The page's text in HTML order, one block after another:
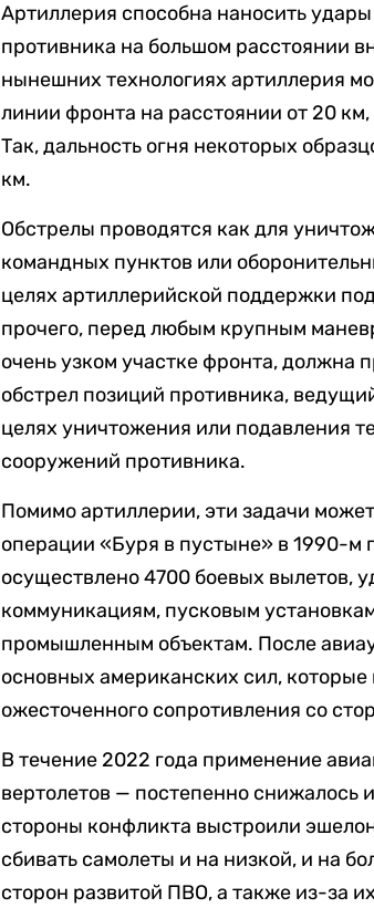
Артиллерия способна наносить
противника на большом расстоянии
нынешних технологиях артиллерия
линии фронта на расстоянии от 20
Так, дальность огня некоторых
км.
Обстрелы проводятся как для
командных пунктов или
целях артиллерийской поддержки
прочего, перед любым крупным
очень узком участке фронта, должна
обстрел позиций противника,
целях уничтожения или подавления
сооружений противника.
Помимо артиллерии, эти задачи
операции «Буря в пустыне» в 1990-м
осуществлено 4700 боевых вылетов,
коммуникациям, пусковым
промышленным объектам. После
основных американских сил, которые
ожесточенного сопротивления со
В течение 2022 года применение
вертолетов — постепенно снижалось
стороны конфликта выстроили
сбивать самолеты и на низкой, и на
сторон развитой ПВО, а также из-за